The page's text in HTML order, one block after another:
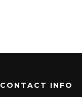
CONTACT INFO